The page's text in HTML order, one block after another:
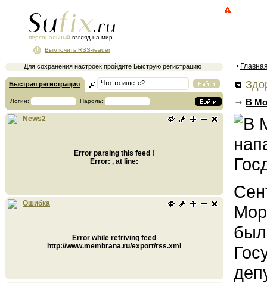
персональный взгляд на мир
Для сохранения настроек пройдите Быструю регистрацию
Выключить RSS-reader
Быстрая регистрация
Логин: Пароль:
News2
Error parsing this feed !
Error: , at line:
Ошибка
Error while retriving feed
http://www.membrana.ru/export/rss.xml
В